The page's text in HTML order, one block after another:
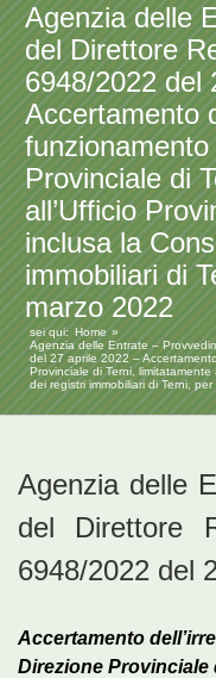
Agenzia delle
del Direttore
6948/2022 del
Accertamento
Provinciale di
all’Ufficio
inclusa la
immobiliari di
marzo 2022
sei qui: Home
Agenzia delle Entrate –
del 27 aprile 2022 –
Provinciale di Terni,
dei registri immobiliari di Terni,
Agenzia delle
del Direttore
6948/2022 del
Accertamento
Direzione Provinciale